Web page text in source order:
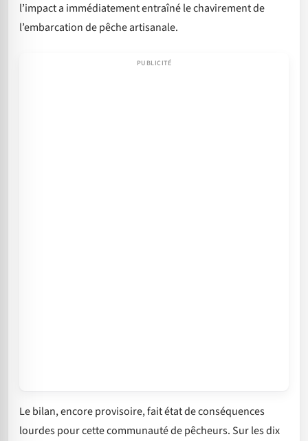
l’impact a immédiatement entraîné le chavirement de
l’embarcation de pêche artisanale.
Le bilan, encore provisoire, fait état de conséquences
lourdes pour cette communauté de pêcheurs. Sur les dix